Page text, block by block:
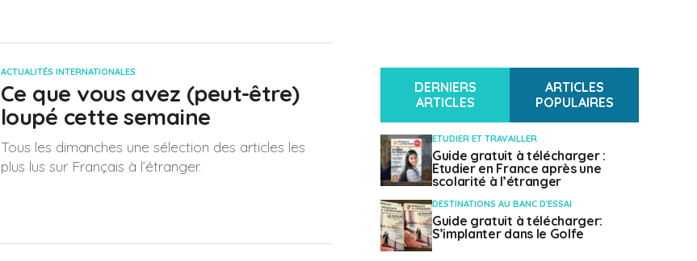
ACTUALITÉS INTERNATIONALES
Ce que vous avez (peut-être)
loupé cette semaine
Tous les dimanches une sélection des articles les
plus lus sur Français à l’étranger.
DERNIERS
ARTICLES
ARTICLES
POPULAIRES
ETUDIER ET TRAVAILLER
Guide gratuit à télécharger :
Etudier en France après une
scolarité à l’étranger
DESTINATIONS AU BANC D'ESSAI
Guide gratuit à télécharger:
S’implanter dans le Golfe